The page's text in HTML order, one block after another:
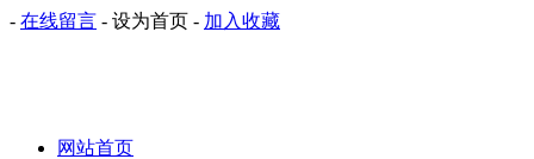
- 在线留言 - 设为首页 - 加入收藏
网站首页